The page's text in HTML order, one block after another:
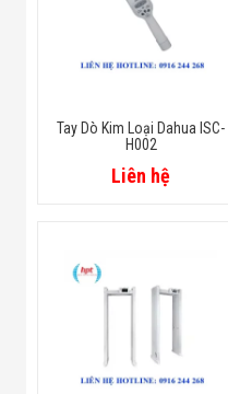
Tay Dò Kim Loại Dahua ISC-
H002
Liên hệ